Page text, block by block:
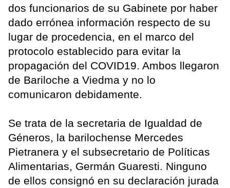
dos funcionarios de su Gabinete por haber
dado errónea información respecto de su
lugar de procedencia, en el marco del
protocolo establecido para evitar la
propagación del COVID19. Ambos llegaron
de Bariloche a Viedma y no lo
comunicaron debidamente.
Se trata de la secretaria de Igualdad de
Géneros, la barilochense Mercedes
Pietranera y el subsecretario de Políticas
Alimentarias, Germán Guaresti. Ninguno
de ellos consignó en su declaración jurada